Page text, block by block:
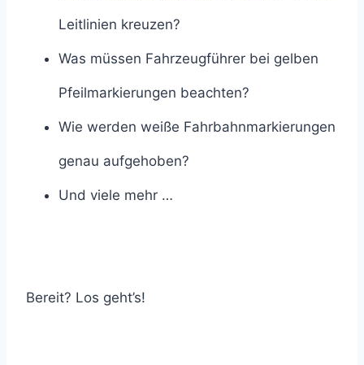
Leitlinien kreuzen?
Was müssen Fahrzeugführer bei gelben
Pfeilmarkierungen beachten?
Wie werden weiße Fahrbahnmarkierungen
genau aufgehoben?
Und viele mehr …
Bereit? Los geht’s!